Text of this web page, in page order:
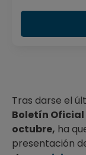
Tras darse el
Boletín Oficial
octubre, ha
presentación